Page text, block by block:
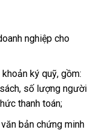
nghiệp cho
ký quỹ, gồm:
số lượng người
thanh toán;
bản chứng minh